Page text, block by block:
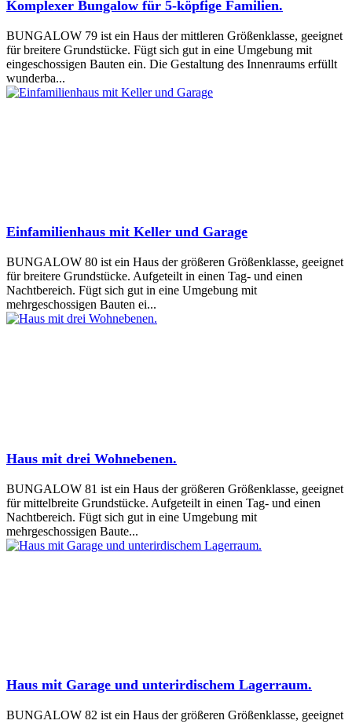
Komplexer Bungalow für 5-köpfige Familien.
BUNGALOW 79 ist ein Haus der mittleren Größenklasse, geeignet
für breitere Grundstücke. Fügt sich gut in eine Umgebung mit
eingeschossigen Bauten ein. Die Gestaltung des Innenraums erfüllt
wunderba...
Einfamilienhaus mit Keller und Garage
BUNGALOW 80 ist ein Haus der größeren Größenklasse, geeignet
für breitere Grundstücke. Aufgeteilt in einen Tag- und einen
Nachtbereich. Fügt sich gut in eine Umgebung mit
mehrgeschossigen Bauten ei...
Haus mit drei Wohnebenen.
BUNGALOW 81 ist ein Haus der größeren Größenklasse, geeignet
für mittelbreite Grundstücke. Aufgeteilt in einen Tag- und einen
Nachtbereich. Fügt sich gut in eine Umgebung mit
mehrgeschossigen Baute...
Haus mit Garage und unterirdischem Lagerraum.
BUNGALOW 82 ist ein Haus der größeren Größenklasse, geeignet